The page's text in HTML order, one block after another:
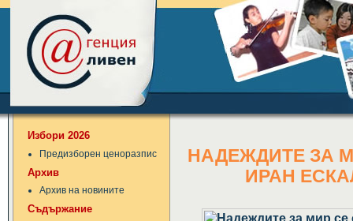
Избори 2026
Предизборен ценоразпис
Архив
Архив на новините
Съдържание
НАДЕЖДИТЕ ЗА
ИРАН